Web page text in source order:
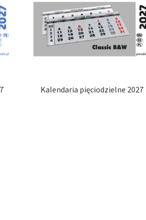
Kalendaria pięciodzielne 2027